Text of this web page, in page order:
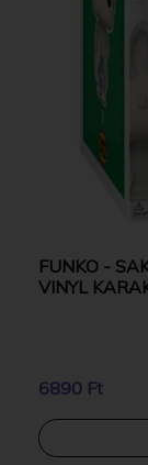
FUNKO -
VINYL
6890 Ft